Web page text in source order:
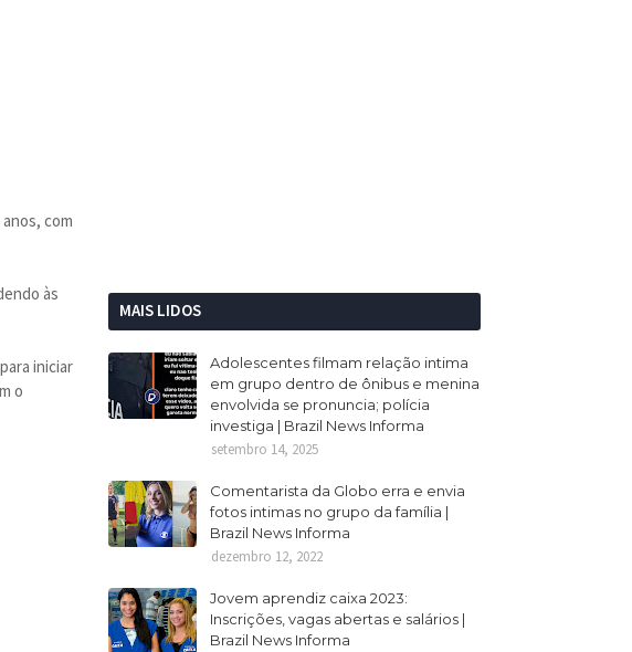
com
às
iniciar
o
MAIS LIDOS
Adolescentes filmam relação intima
em grupo dentro de ônibus e menina
envolvida se pronuncia; polícia
investiga | Brazil News Informa
setembro 14, 2025
Comentarista da Globo erra e envia
fotos intimas no grupo da família |
Brazil News Informa
dezembro 12, 2022
Jovem aprendiz caixa 2023:
Inscrições, vagas abertas e salários |
Brazil News Informa